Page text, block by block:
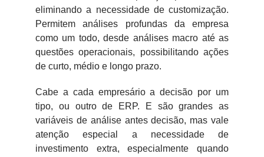
eliminando a necessidade de customização.
Permitem análises profundas da empresa
como um todo, desde análises macro até as
questões operacionais, possibilitando ações
de curto, médio e longo prazo.
Cabe a cada empresário a decisão por um
tipo, ou outro de ERP. E são grandes as
variáveis de análise antes decisão, mas vale
atenção especial a necessidade de
investimento extra, especialmente quando